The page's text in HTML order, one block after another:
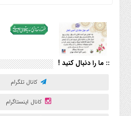
:: ما را دنبال کنید !
کانال تلگرام
کانال اینستاگرام